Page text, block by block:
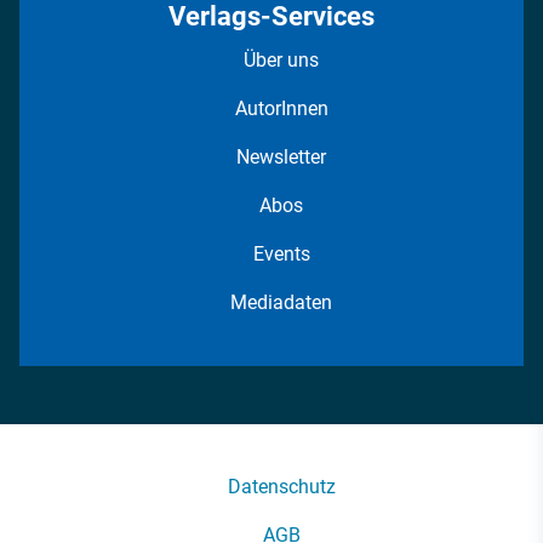
Verlags-Services
Über uns
AutorInnen
Newsletter
Abos
Events
Mediadaten
Datenschutz
AGB